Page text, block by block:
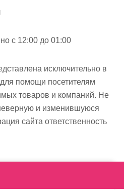
с 12:00 до 01:00
исключительно в
помощи посетителям
товаров и компаний. Не
и изменившуюся
сайта ответственность